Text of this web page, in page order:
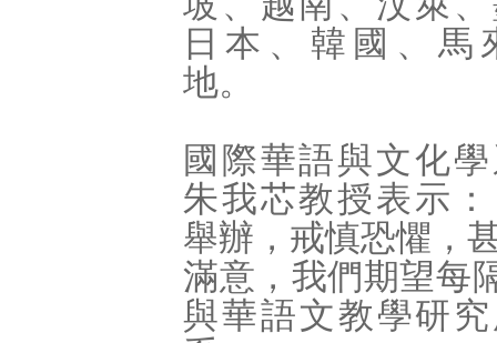
日本、韓國、馬
地。
國際華語與文化
朱我芯教授表示
舉辦，戒慎恐懼，
滿意，我們期望每
與華語文教學研